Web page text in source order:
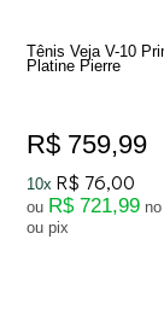
Tênis Veja V-10
Platine Pierre
R$ 759,99
10x R$ 76,00
ou R$ 721,99 no boleto
ou pix